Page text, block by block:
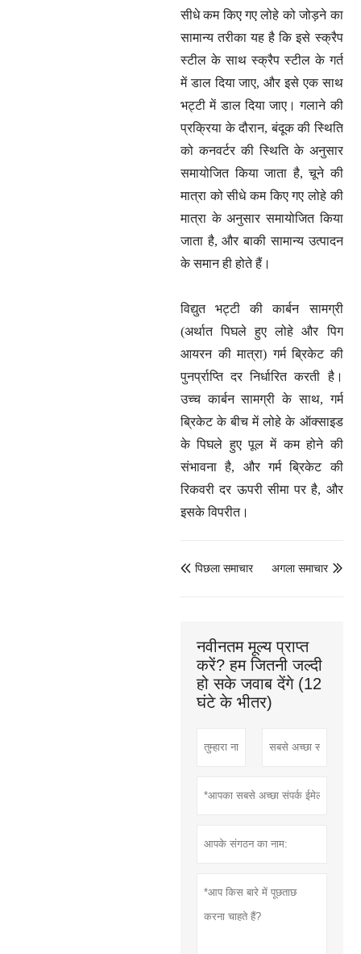
सीधे कम किए गए लोहे को जोड़ने का
सामान्य तरीका यह है कि इसे स्क्रैप
स्टील के साथ स्क्रैप स्टील के गर्त
में डाल दिया जाए, और इसे एक साथ
भट्टी में डाल दिया जाए। गलाने की
प्रक्रिया के दौरान, बंदूक की स्थिति
को कनवर्टर की स्थिति के अनुसार
समायोजित किया जाता है, चूने की
मात्रा को सीधे कम किए गए लोहे की
मात्रा के अनुसार समायोजित किया
जाता है, और बाकी सामान्य उत्पादन
के समान ही होते हैं।
विद्युत भट्टी की कार्बन सामग्री
(अर्थात पिघले हुए लोहे और पिग
आयरन की मात्रा) गर्म ब्रिकेट की
पुनर्प्राप्ति दर निर्धारित करती है।
उच्च कार्बन सामग्री के साथ, गर्म
ब्रिकेट के बीच में लोहे के ऑक्साइड
के पिघले हुए पूल में कम होने की
संभावना है, और गर्म ब्रिकेट की
रिकवरी दर ऊपरी सीमा पर है, और
इसके विपरीत।
 पिछला समाचार 
अगला समाचार
नवीनतम मूल्य प्राप्त
करें? हम जितनी जल्दी
हो सके जवाब देंगे (12
घंटे के भीतर)